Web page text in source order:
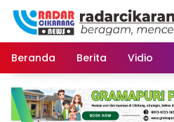
Skip
content
Beranda
Berita Vidio